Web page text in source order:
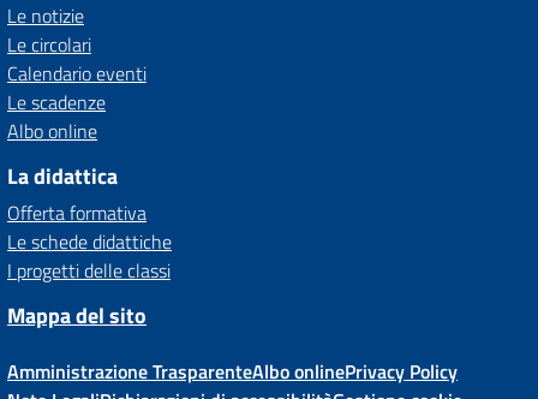
Le notizie
Le circolari
Calendario eventi
Le scadenze
Albo online
La didattica
Offerta formativa
Le schede didattiche
I progetti delle classi
Mappa del sito
Amministrazione TrasparenteAlbo onlinePrivacy Policy